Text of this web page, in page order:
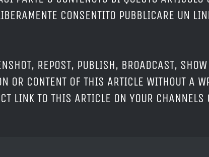
CONSENTITO PUBBLICARE UN
REPOST, PUBLISH, BROADCAST,
OR CONTENT OF THIS ARTICLE WITHOUT A
LINK TO THIS ARTICLE ON YOUR CHANNELS